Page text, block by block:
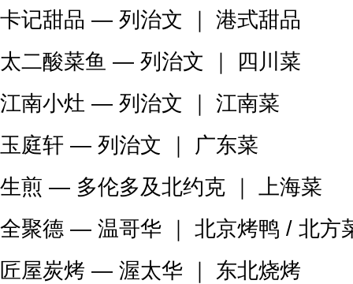
卡记甜品 — 列治文 ｜ 港式甜品
太二酸菜鱼 — 列治文 ｜ 四川菜
江南小灶 — 列治文 ｜ 江南菜
玉庭轩 — 列治文 ｜ 广东菜
生煎 — 多伦多及北约克 ｜ 上海菜
全聚德 — 温哥华 ｜ 北京烤鸭 / 北方
匠屋炭烤 — 渥太华 ｜ 东北烧烤